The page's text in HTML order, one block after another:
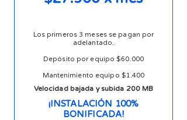
¡INSTALACIÓN 100%
BONIFICADA!
Velocidad bajada y subida 200 MB
Los primeros 3 meses se pagan por
adelantado.
Depósito por equipo $60.000
Mantenimiento equipo $1.400